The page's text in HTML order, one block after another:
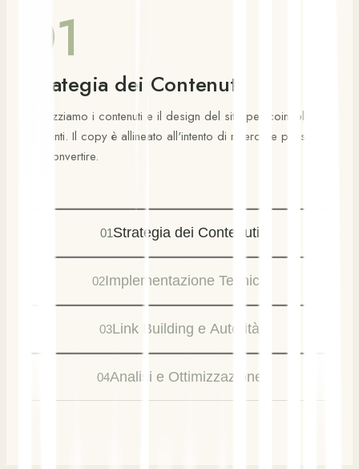
01
Strategia dei Contenuti
Ottimizziamo i contenuti e il design del sito per coinvolgere
gli utenti. Il copy è allineato all'intento di ricerca e pensato
per convertire.
01Strategia dei Contenuti
02Implementazione Tecnica
03Link Building e Autorità
04Analisi e Ottimizzazione